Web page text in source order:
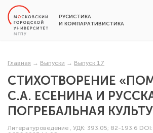
РУСИСТИКА
И КОМПАРАТИВИСТИКА
Главная → Выпуски → Выпуск 17
СТИХОТВОРЕНИЕ
С.А. ЕСЕНИНА И
ПОГРЕБАЛЬНАЯ
Литературоведение , УДК: 393.05; 82-193.6